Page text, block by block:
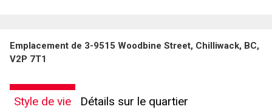
Emplacement de 3-9515 Woodbine Street, Chilliwack, BC,
V2P 7T1
Style de vie Détails sur le quartier